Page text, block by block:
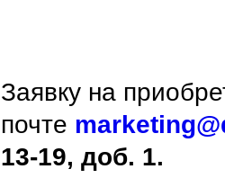
Заявку на
почте
13-19, доб. 1.